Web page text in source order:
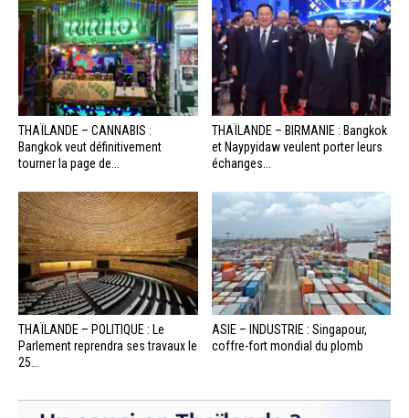
THAÏLANDE – CANNABIS :
Bangkok veut définitivement
tourner la page de...
THAÏLANDE – BIRMANIE : Bangkok
et Naypyidaw veulent porter leurs
échanges...
THAÏLANDE – POLITIQUE : Le
Parlement reprendra ses travaux le
25...
ASIE – INDUSTRIE : Singapour,
coffre-fort mondial du plomb